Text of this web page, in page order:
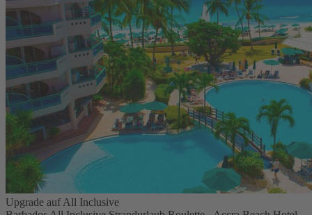
Upgrade auf All Inclusive